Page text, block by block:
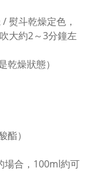
熨斗乾燥定色，
大約2～3分鐘左
乾燥狀態）
）
場合，100ml約可